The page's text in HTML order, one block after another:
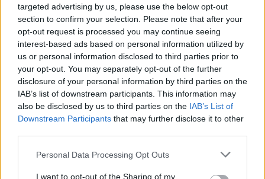
targeted advertising by us, please use the below opt-out
section to confirm your selection. Please note that after your
opt-out request is processed you may continue seeing
interest-based ads based on personal information utilized by
us or personal information disclosed to third parties prior to
your opt-out. You may separately opt-out of the further
disclosure of your personal information by third parties on the
IAB’s list of downstream participants. This information may
also be disclosed by us to third parties on the IAB’s List of
Downstream Participants that may further disclose it to other
Please note that this website/app uses one or more Google
not limited to your visit or usage behaviour. You may click to
Personal Data Processing Opt Outs
I want to opt-out of the Sharing of my
piaga sociale che colpisce una delle categorie più
fragili della nostra società. Non siamo soli in questa
lotta e ogni piccolo gesto conta.
AUTORE
AiAdhubMedia